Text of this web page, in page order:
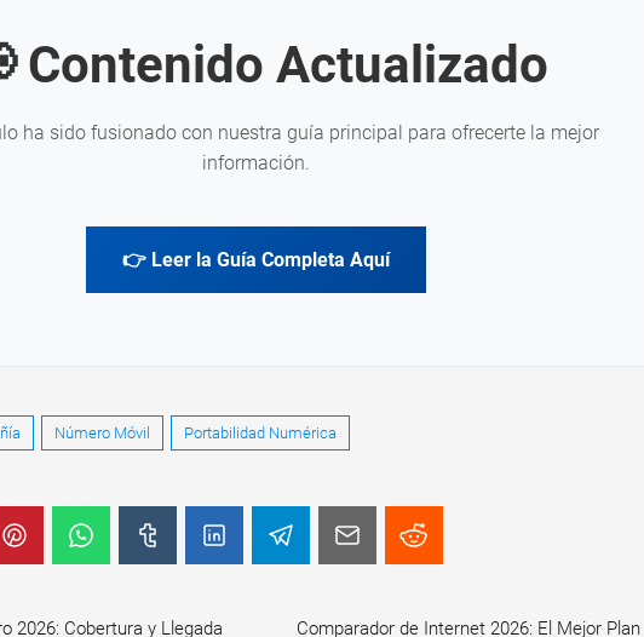
Contenido Actualizado
ha sido fusionado con nuestra guía principal para ofrecerte la mejor
información.
👉 Leer la Guía Completa Aquí
Número Móvil Portabilidad Numérica
2026: Cobertura y Llegada
Comparador de Internet 2026: El Mejor Plan